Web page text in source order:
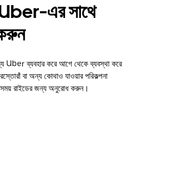
এর সাথে
ব্যবহার করে আগে থেকে ব্যবস্থা করে
বা অন্য কোথাও যাওয়ার পরিকল্পনা
রাইডের জন্য অনুরোধ করুন।